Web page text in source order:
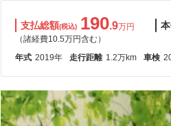
支払総額(税込) 190.9万円
（諸経費10.5万円含む）
年式 2019年 走行距離 1.2万km 車検